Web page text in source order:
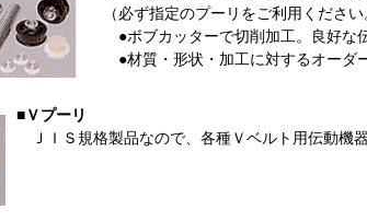
（必ず指定のプーリをご利用ください
●ボブカッターで切削加工。良好な伝
●材質・形状・加工に対するオーダー
■Ｖプーリ
ＪＩＳ規格製品なので、各種Ｖベルト用伝動機器